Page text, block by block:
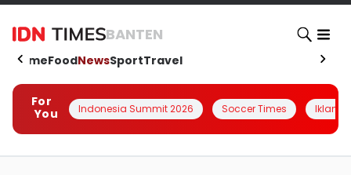
BANTEN
HomeFoodNewsSportTravel
For
You
Indonesia Summit 2026 Soccer Times Iklanin